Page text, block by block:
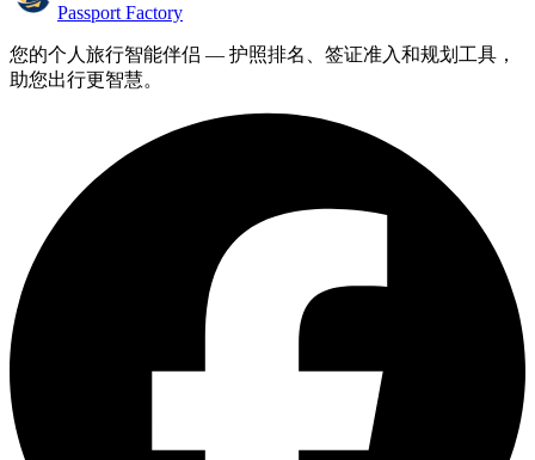
Passport Factory
您的个人旅行智能伴侣 — 护照排名、签证准入和规划工具，
助您出行更智慧。